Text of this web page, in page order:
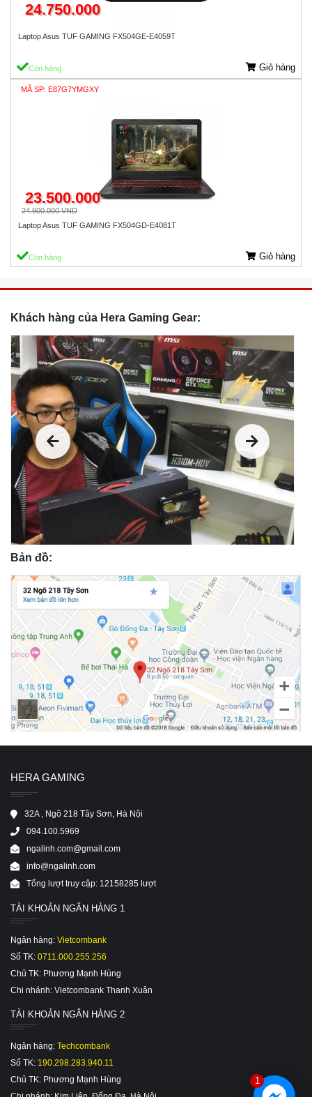
1
24.750.000
Laptop Asus TUF GAMING FX504GE-E4059T
Còn hàng Giỏ hàng
MÃ SP: E87G7YMGXY
23.500.000
24.900.000 VND
Laptop Asus TUF GAMING FX504GD-E4081T
Còn hàng Giỏ hàng
Khách hàng của Hera Gaming Gear:
Bản đồ:
HERA GAMING
32A , Ngõ 218 Tây Sơn, Hà Nội
094.100.5969
ngalinh.com@gmail.com
info@ngalinh.com
Tổng lượt truy cập: 12158285 lượt
TÀI KHOẢN NGÂN HÀNG 1
Ngân hàng: Vietcombank
Số TK: 0711.000.255.256
Chủ TK: Phương Mạnh Hùng
Chi nhánh: Vietcombank Thanh Xuân
TÀI KHOẢN NGÂN HÀNG 2
Ngân hàng: Techcombank
Số TK: 190.298.283.940.11
Chủ TK: Phương Mạnh Hùng